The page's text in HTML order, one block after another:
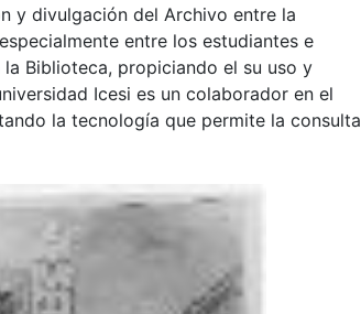
y divulgación del Archivo entre la
entre los estudiantes e
Biblioteca, propiciando el su uso y
Icesi es un colaborador en el
la tecnología que permite la consulta